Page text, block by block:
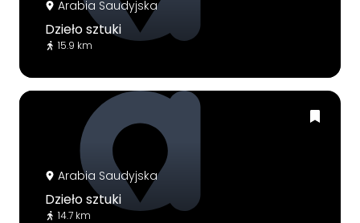
Arabia Saudyjska
Dzieło sztuki
15.9 km
Arabia Saudyjska
Dzieło sztuki
14.7 km